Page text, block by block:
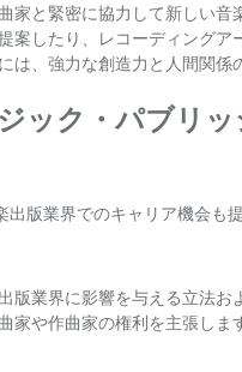
家と緊密に協力して新しい
案したり、レコーディング
は、強力な創造力と人間関係
ック・パブリ
版業界でのキャリア機会も
版業界に影響を与える立法
家や作曲家の権利を主張し